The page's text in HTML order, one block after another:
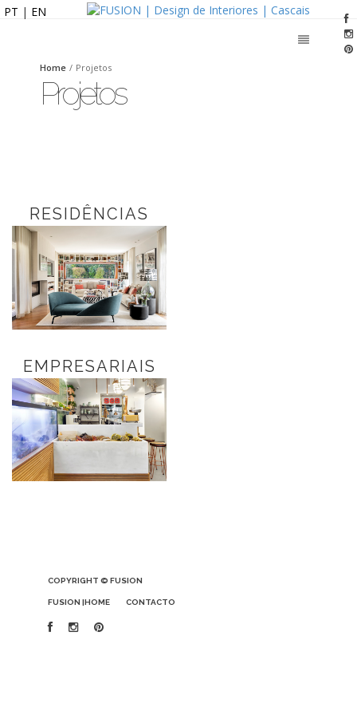
PT | EN
Home / Projetos
Projetos
RESIDÊNCIAS
EMPRESARIAIS
COPYRIGHT © FUSION
FUSION |HOME CONTACTO